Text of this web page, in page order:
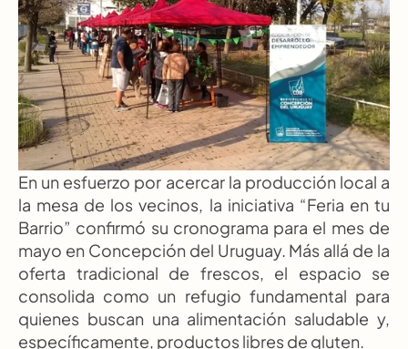
En un esfuerzo por acercar la producción local a
la mesa de los vecinos, la iniciativa “Feria en tu
Barrio” confirmó su cronograma para el mes de
mayo en Concepción del Uruguay. Más allá de la
oferta tradicional de frescos, el espacio se
consolida como un refugio fundamental para
quienes buscan una alimentación saludable y,
específicamente, productos libres de gluten.